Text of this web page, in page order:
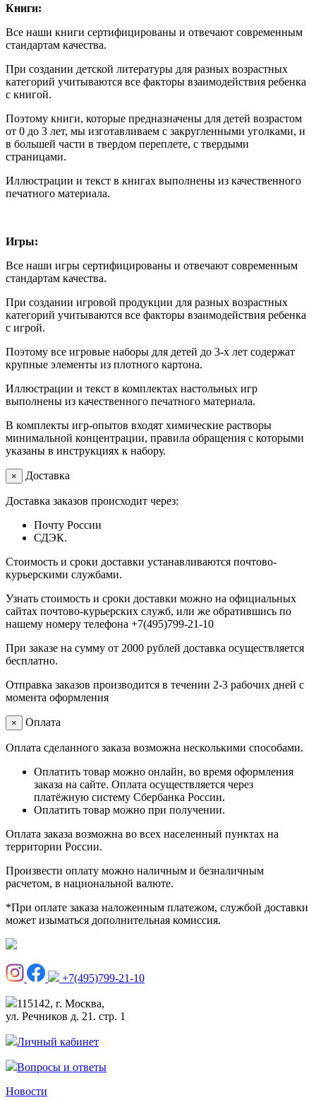
Книги:
Все наши книги сертифицированы и отвечают современным
стандартам качества.
При создании детской литературы для разных возрастных
категорий учитываются все факторы взаимодействия ребенка
с книгой.
Поэтому книги, которые предназначены для детей возрастом
от 0 до 3 лет, мы изготавливаем с закругленными уголками, и
в большей части в твердом переплете, с твердыми
страницами.
Иллюстрации и текст в книгах выполнены из качественного
печатного материала.
Игры:
Все наши игры сертифицированы и отвечают современным
стандартам качества.
При создании игровой продукции для разных возрастных
категорий учитываются все факторы взаимодействия ребенка
с игрой.
Поэтому все игровые наборы для детей до 3-х лет содержат
крупные элементы из плотного картона.
Иллюстрации и текст в комплектах настольных игр
выполнены из качественного печатного материала.
В комплекты игр-опытов входят химические растворы
минимальной концентрации, правила обращения с которыми
указаны в инструкциях к набору.
× Доставка
Доставка заказов происходит через:
Почту России
СДЭК.
Стоимость и сроки доставки устанавливаются почтово-
курьерскими службами.
Узнать стоимость и сроки доставки можно на официальных
сайтах почтово-курьерских служб, или же обратившись по
нашему номеру телефона +7(495)799-21-10
При заказе на сумму от 2000 рублей доставка осуществляется
бесплатно.
Отправка заказов производится в течении 2-3 рабочих дней с
момента оформления
× Оплата
Оплата сделанного заказа возможна несколькими способами.
Оплатить товар можно онлайн, во время оформления
заказа на сайте. Оплата осуществляется через
платёжную систему Сбербанка России.
Оплатить товар можно при получении.
Оплата заказа возможна во всех населенный пунктах на
территории России.
Произвести оплату можно наличным и безналичным
расчетом, в национальной валюте.
*При оплате заказа наложенным платежом, службой доставки
может изыматься дополнительная комиссия.
+7(495)799-21-10
115142, г. Москва,
ул. Речников д. 21. стр. 1
Личный кабинет
Вопросы и ответы
Новости